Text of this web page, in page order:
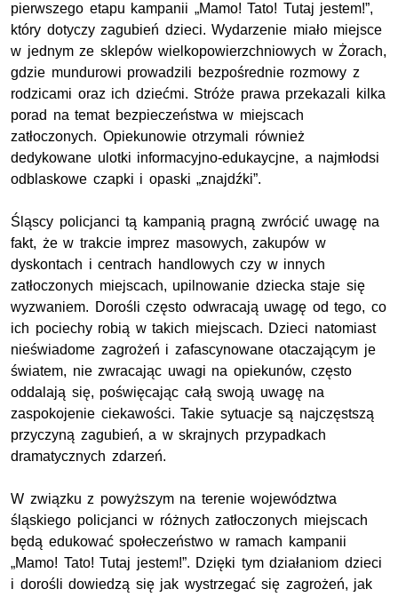
pierwszego etapu kampanii „Mamo! Tato! Tutaj jestem!”,
który dotyczy zagubień dzieci. Wydarzenie miało miejsce
w jednym ze sklepów wielkopowierzchniowych w Żorach,
gdzie mundurowi prowadzili bezpośrednie rozmowy z
rodzicami oraz ich dziećmi. Stróże prawa przekazali kilka
porad na temat bezpieczeństwa w miejscach
zatłoczonych. Opiekunowie otrzymali również
dedykowane ulotki informacyjno-edukaycjne, a najmłodsi
odblaskowe czapki i opaski „znajdźki”.
Śląscy policjanci tą kampanią pragną zwrócić uwagę na
fakt, że w trakcie imprez masowych, zakupów w
dyskontach i centrach handlowych czy w innych
zatłoczonych miejscach, upilnowanie dziecka staje się
wyzwaniem. Dorośli często odwracają uwagę od tego, co
ich pociechy robią w takich miejscach. Dzieci natomiast
nieświadome zagrożeń i zafascynowane otaczającym je
światem, nie zwracając uwagi na opiekunów, często
oddalają się, poświęcając całą swoją uwagę na
zaspokojenie ciekawości. Takie sytuacje są najczęstszą
przyczyną zagubień, a w skrajnych przypadkach
dramatycznych zdarzeń.
W związku z powyższym na terenie województwa
śląskiego policjanci w różnych zatłoczonych miejscach
będą edukować społeczeństwo w ramach kampanii
„Mamo! Tato! Tutaj jestem!”. Dzięki tym działaniom dzieci
i dorośli dowiedzą się jak wystrzegać się zagrożeń, jak